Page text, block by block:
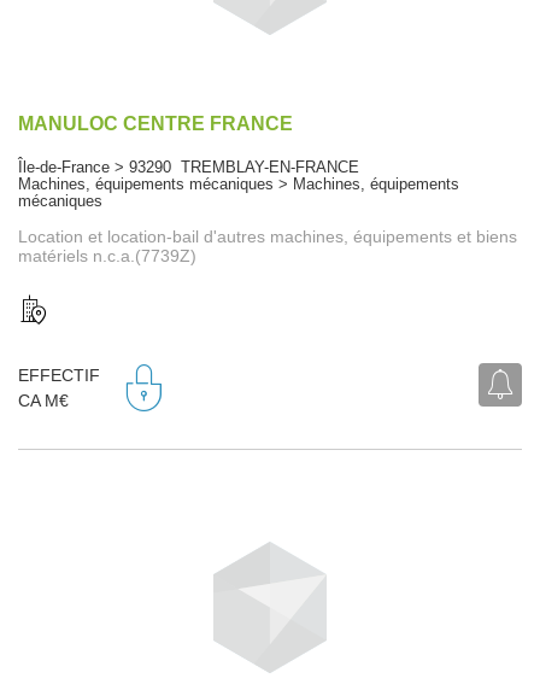
MANULOC CENTRE FRANCE
Île-de-France > 93290 TREMBLAY-EN-FRANCE
Machines, équipements mécaniques > Machines, équipements
mécaniques
Location et location-bail d'autres machines, équipements et biens
matériels n.c.a.(7739Z)
EFFECTIF
CA M€